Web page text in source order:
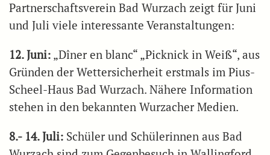
Partnerschaftsverein Bad Wurzach zeigt für Juni
und Juli viele interessante Veranstaltungen:
12. Juni: „Dîner en blanc“ „Picknick in Weiß“, aus
Gründen der Wettersicherheit erstmals im Pius-
Scheel-Haus Bad Wurzach. Nähere Information
stehen in den bekannten Wurzacher Medien.
8.- 14. Juli: Schüler und Schülerinnen aus Bad